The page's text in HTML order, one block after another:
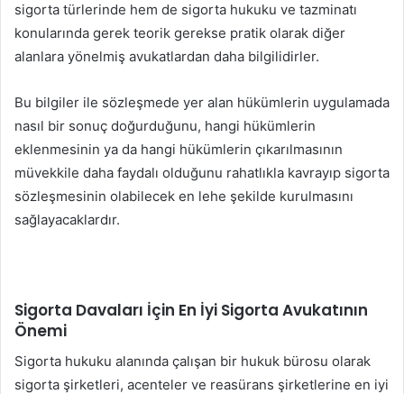
sigorta türlerinde hem de sigorta hukuku ve tazminatı
konularında gerek teorik gerekse pratik olarak diğer
alanlara yönelmiş avukatlardan daha bilgilidirler.
Bu bilgiler ile sözleşmede yer alan hükümlerin uygulamada
nasıl bir sonuç doğurduğunu, hangi hükümlerin
eklenmesinin ya da hangi hükümlerin çıkarılmasının
müvekkile daha faydalı olduğunu rahatlıkla kavrayıp sigorta
sözleşmesinin olabilecek en lehe şekilde kurulmasını
sağlayacaklardır.
Sigorta Davaları İçin En İyi Sigorta Avukatının
Önemi
Sigorta hukuku alanında çalışan bir hukuk bürosu olarak
sigorta şirketleri, acenteler ve reasürans şirketlerine en iyi